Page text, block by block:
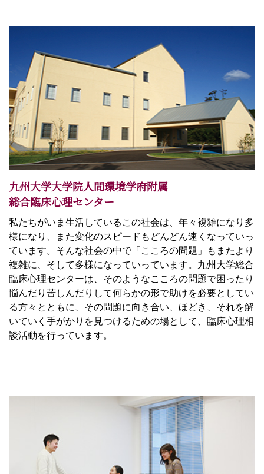
九州大学大学院人間環境学府附属
総合臨床心理センター
私たちがいま生活しているこの社会は、年々複雑になり多
様になり、また変化のスピードもどんどん速くなっていっ
ています。そんな社会の中で「こころの問題」もまたより
複雑に、そして多様になっていっています。九州大学総合
臨床心理センターは、そのようなこころの問題で困ったり
悩んだり苦しんだりして何らかの形で助けを必要としてい
る方々とともに、その問題に向き合い、ほどき、それを解
いていく手がかりを見つけるための場として、臨床心理相
談活動を行っています。